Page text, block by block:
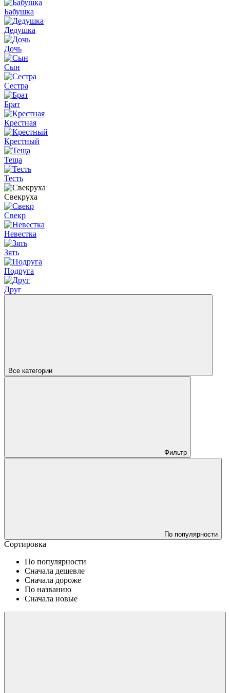
Бабушка
Дедушка
Дочь
Сын
Сестра
Брат
Крестная
Крестный
Теща
Тесть
Свекруха
Свекр
Невестка
Зять
Подруга
Друг
Все категории
Фильтр
По популярности
Сортировка
По популярности
Сначала дешевле
Сначала дороже
По названию
Сначала новые